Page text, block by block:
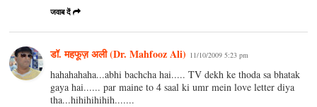
जवाब दें
डॉ. महफूज़ अली (Dr. Mahfooz Ali) 11/10/2009 5:23 pm
hahahahaha...abhi bachcha hai..... TV dekh ke thoda sa bhatak
gaya hai...... par maine to 4 saal ki umr mein love letter diya
tha...hihihihihih.......